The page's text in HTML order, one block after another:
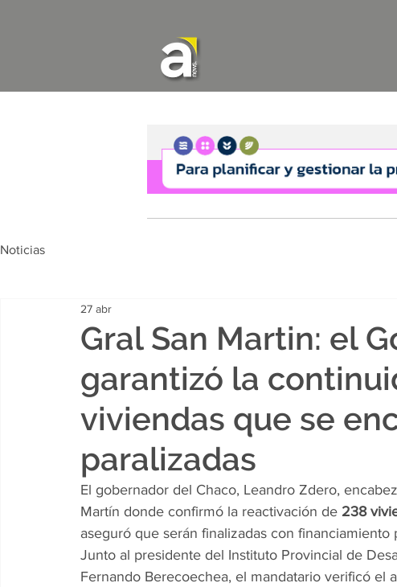
Noticias
Gral San Martin: el
garantizó la
viviendas que se
paralizadas
27 abr
El gobernador del Chaco, Leandro Zdero,
Martín donde confirmó la reactivación de 238
aseguró que serán finalizadas con financiamiento
Junto al presidente del Instituto Provincial de
Fernando Berecoechea, el mandatario verificó el